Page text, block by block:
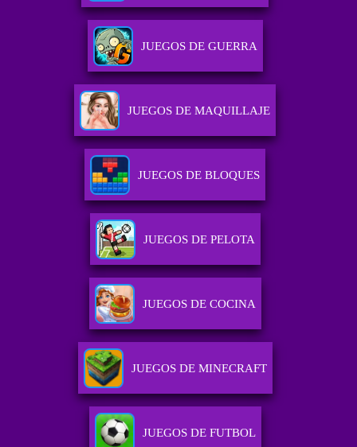
JUEGOS DE GUERRA
JUEGOS DE MAQUILLAJE
JUEGOS DE BLOQUES
JUEGOS DE PELOTA
JUEGOS DE COCINA
JUEGOS DE MINECRAFT
JUEGOS DE FUTBOL